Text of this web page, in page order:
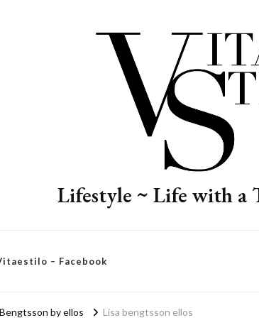
Lifestyle ~ Life with a
– Facebook
by ellos Lisa bengtsson ellos